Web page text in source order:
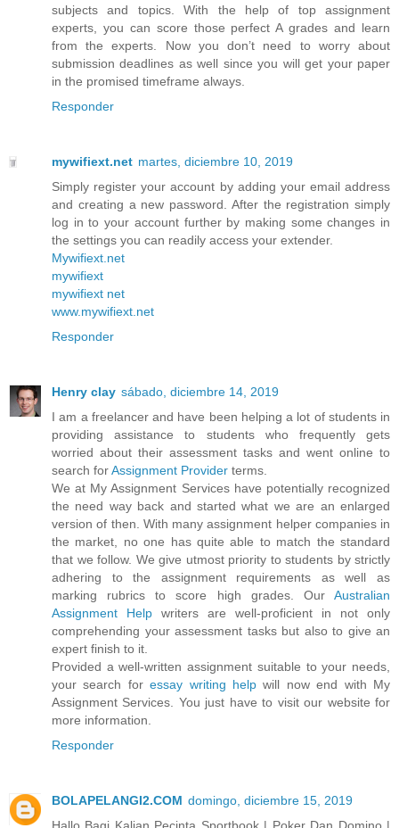
subjects and topics. With the help of top assignment
experts, you can score those perfect A grades and learn
from the experts. Now you don’t need to worry about
submission deadlines as well since you will get your paper
in the promised timeframe always.
Responder
mywifiext.net martes, diciembre 10, 2019
Simply register your account by adding your email address
and creating a new password. After the registration simply
log in to your account further by making some changes in
the settings you can readily access your extender.
Mywifiext.net
mywifiext
mywifiext net
www.mywifiext.net
Responder
Henry clay sábado, diciembre 14, 2019
I am a freelancer and have been helping a lot of students in
providing assistance to students who frequently gets
worried about their assessment tasks and went online to
search forAssignment Provider terms.
We at My Assignment Services have potentially recognized
the need way back and started what we are an enlarged
version of then. With many assignment helper companies in
the market, no one has quite able to match the standard
that we follow. We give utmost priority to students by strictly
adhering to the assignment requirements as well as
marking rubrics to score high grades. Our Australian
Assignment Help writers are well-proficient in not only
comprehending your assessment tasks but also to give an
expert finish to it.
Provided a well-written assignment suitable to your needs,
your search foressay writing help will now end with My
Assignment Services. You just have to visit our website for
more information.
Responder
BOLAPELANGI2.COM domingo, diciembre 15, 2019
Hallo Bagi Kalian Pecinta Sportbook | Poker Dan Domino |